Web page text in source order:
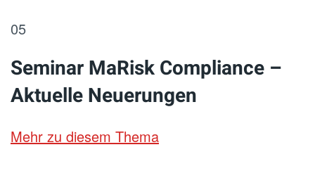
05
Seminar MaRisk Compliance –
Aktuelle Neuerungen
Mehr zu diesem Thema